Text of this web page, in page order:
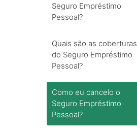
Seguro Empréstimo
Pessoal?
Quais são as coberturas
do Seguro Empréstimo
Pessoal?
Como eu cancelo o
Seguro Empréstimo
Pessoal?